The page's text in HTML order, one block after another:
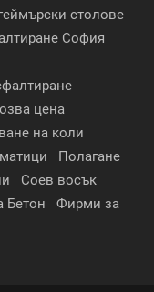
столове
София
цена
на коли
Полагане
Соев восък
Бетон
Фирми за